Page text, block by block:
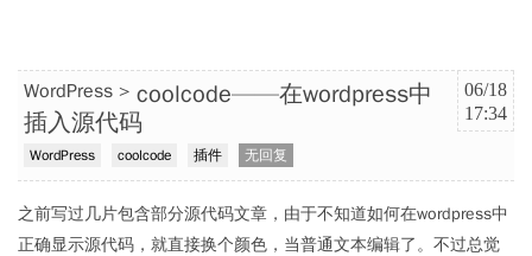
06/18
17:34
WordPress
coolcode——在wordpress中
插入源代码
WordPress coolcode 插件 无回复
之前写过几片包含部分源代码文章，由于不知道如何在wordpress中
正确显示源代码，就直接换个颜色，当普通文本编辑了。不过总觉